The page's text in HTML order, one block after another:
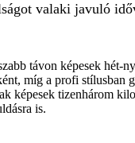
valaki javuló
távon képesek hét-
míg a profi stílusban
képesek tizenhárom
is.